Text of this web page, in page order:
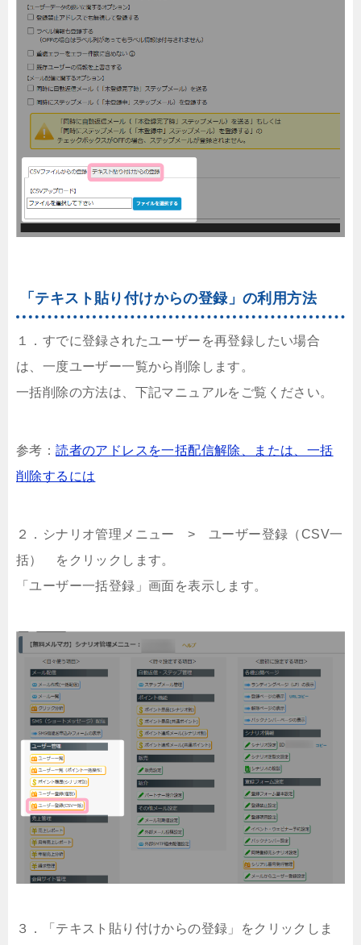
「テキスト貼り付けからの登録」の利用方法
１．すでに登録されたユーザーを再登録したい場合
は、一度ユーザー一覧から削除します。
一括削除の方法は、下記マニュアルをご覧ください。
参考：読者のアドレスを一括配信解除、または、一括
削除するには
２．シナリオ管理メニュー > ユーザー登録（CSV一
括） をクリックします。
「ユーザー一括登録」画面を表示します。
３．「テキスト貼り付けからの登録」をクリックしま